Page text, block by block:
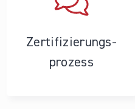
Zertifizierungs­
prozess